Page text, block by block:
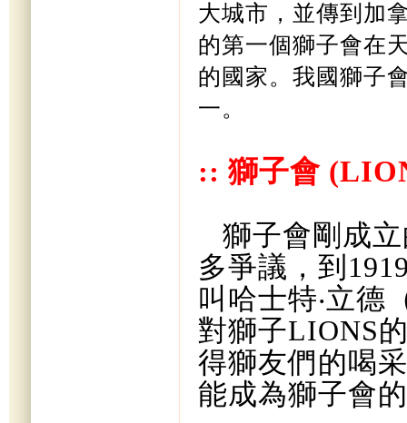
大城市，並傳到加
的第一個獅子會在
的國家。我國 獅子
一。
:: 獅子會
獅子會剛成
多爭議，到
叫哈士特‧立德
對獅子LIONS
得獅友們的喝
能成為獅子會